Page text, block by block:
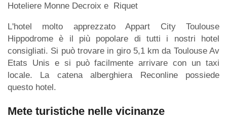
Hoteliere Monne Decroix e Riquet
L'hotel molto apprezzato Appart City Toulouse
Hippodrome è il più popolare di tutti i nostri hotel
consigliati. Si può trovare in giro 5,1 km da Toulouse Av
Etats Unis e si può facilmente arrivare con un taxi
locale. La catena alberghiera Reconline possiede
questo hotel.
Mete turistiche nelle vicinanze